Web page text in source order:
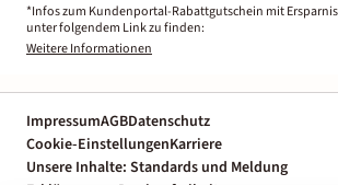
*Infos zum Kundenportal-Rabattgutschein mit Ersparnis
unter folgendem Link zu finden:
Weitere Informationen
ImpressumAGBDatenschutz
Cookie-EinstellungenKarriere
Unsere Inhalte: Standards und Meldung